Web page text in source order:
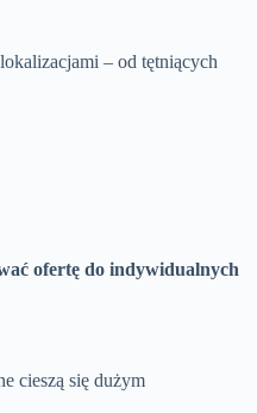
– od tętniących
ofertę do indywidualnych
cieszą się dużym